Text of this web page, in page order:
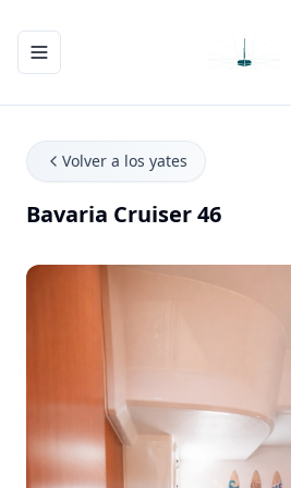
Abrir/cerrar el menú de navegación
Volver a los yates
Bavaria Cruiser 46